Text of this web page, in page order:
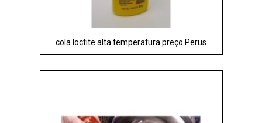
cola loctite alta temperatura preço Perus